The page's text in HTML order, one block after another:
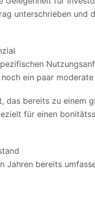
unterschrieben und
ein paar
das bereits zu einem
für einen
Jahren bereits